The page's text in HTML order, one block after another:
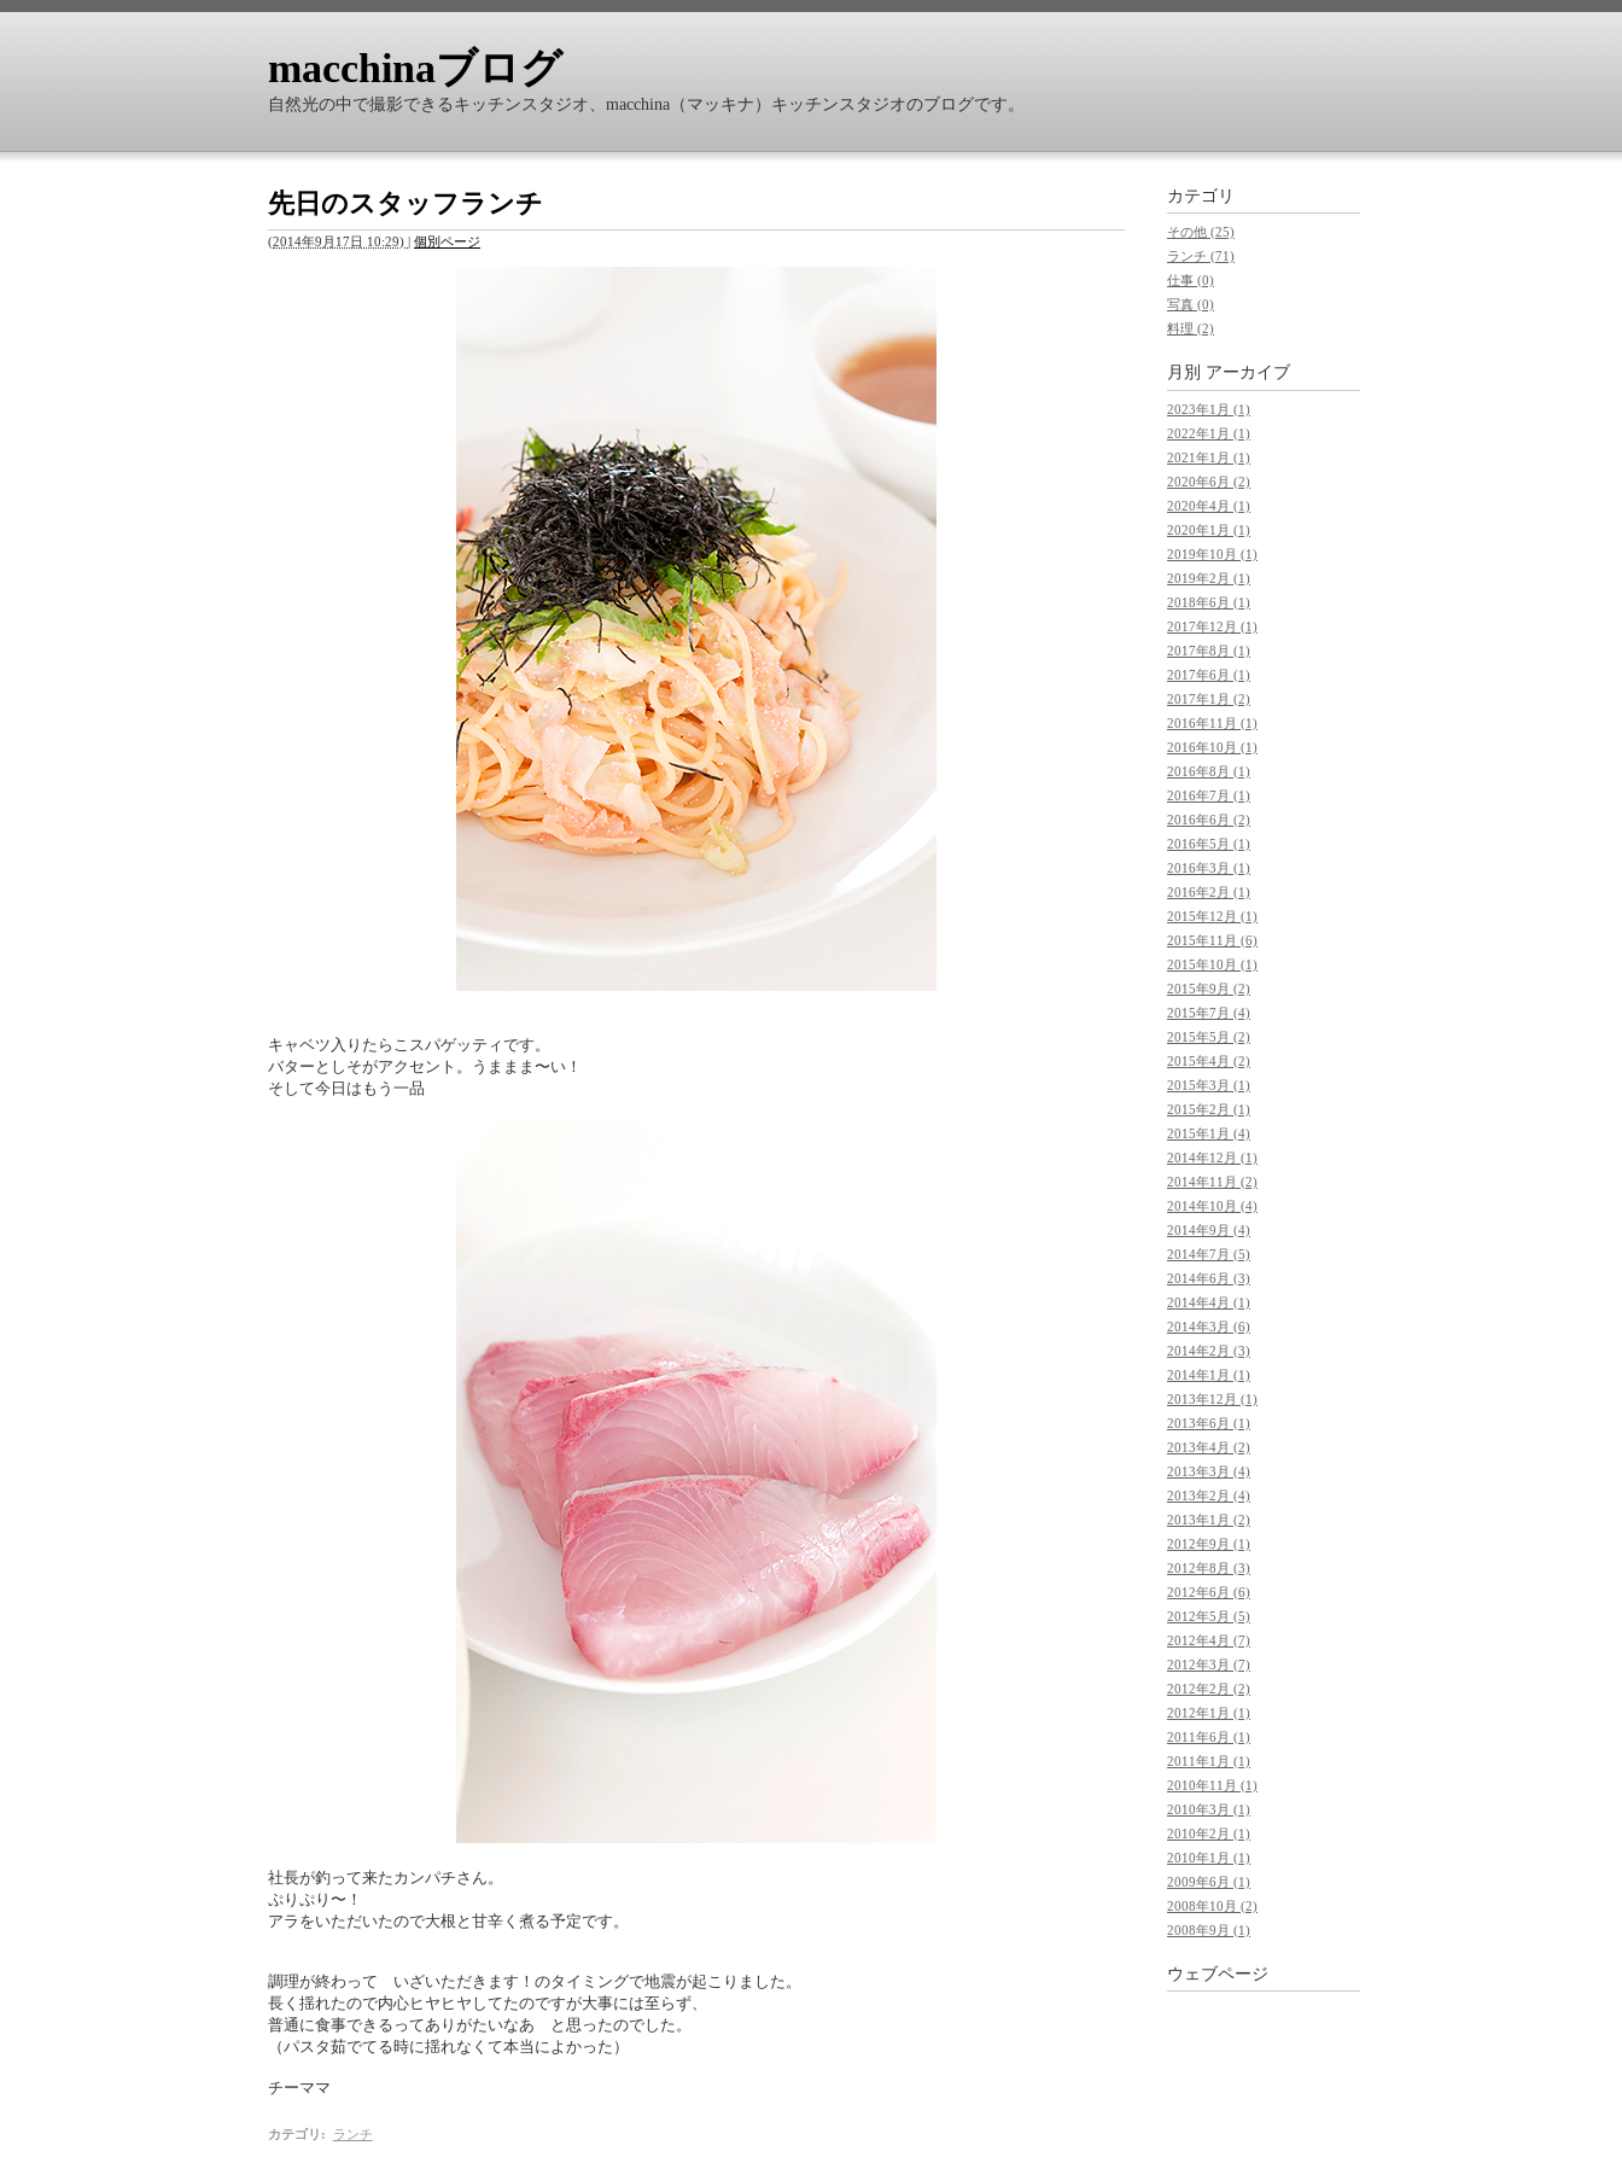
macchinaブログ
自然光の中で撮影できるキッチンスタジオ、macchina（マッキナ）キッチンスタジオのブログです。
先日のスタッフランチ
(2014年9月17日 10:29) | 個別ページ
キャベツ入りたらこスパゲッティです。
バターとしそがアクセント。うままま〜い！
そして今日はもう一品
社長が釣って来たカンパチさん。
ぷりぷり〜！
アラをいただいたので大根と甘辛く煮る予定です。
調理が終わって いざいただきます！のタイミングで地震が起こりました。
長く揺れたので内心ヒヤヒヤしてたのですが大事には至らず、
普通に食事できるってありがたいなあ と思ったのでした。
（パスタ茹でてる時に揺れなくて本当によかった）
チーママ
カテゴリ : ランチ
カテゴリ
その他 (25)
ランチ (71)
仕事 (0)
写真 (0)
料理 (2)
月別 アーカイブ
2023年1月 (1)
2022年1月 (1)
2021年1月 (1)
2020年6月 (2)
2020年4月 (1)
2020年1月 (1)
2019年10月 (1)
2019年2月 (1)
2018年6月 (1)
2017年12月 (1)
2017年8月 (1)
2017年6月 (1)
2017年1月 (2)
2016年11月 (1)
2016年10月 (1)
2016年8月 (1)
2016年7月 (1)
2016年6月 (2)
2016年5月 (1)
2016年3月 (1)
2016年2月 (1)
2015年12月 (1)
2015年11月 (6)
2015年10月 (1)
2015年9月 (2)
2015年7月 (4)
2015年5月 (2)
2015年4月 (2)
2015年3月 (1)
2015年2月 (1)
2015年1月 (4)
2014年12月 (1)
2014年11月 (2)
2014年10月 (4)
2014年9月 (4)
2014年7月 (5)
2014年6月 (3)
2014年4月 (1)
2014年3月 (6)
2014年2月 (3)
2014年1月 (1)
2013年12月 (1)
2013年6月 (1)
2013年4月 (2)
2013年3月 (4)
2013年2月 (4)
2013年1月 (2)
2012年9月 (1)
2012年8月 (3)
2012年6月 (6)
2012年5月 (5)
2012年4月 (7)
2012年3月 (7)
2012年2月 (2)
2012年1月 (1)
2011年6月 (1)
2011年1月 (1)
2010年11月 (1)
2010年3月 (1)
2010年2月 (1)
2010年1月 (1)
2009年6月 (1)
2008年10月 (2)
2008年9月 (1)
ウェブページ